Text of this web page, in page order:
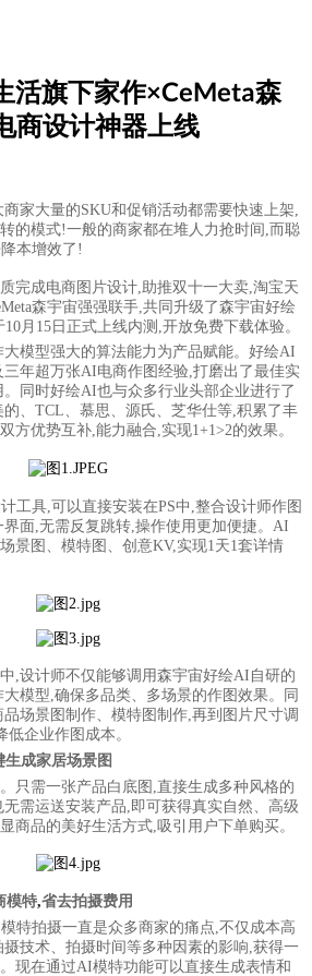
活旗下家作×CeMeta森
商设计神器上线
家大量的SKU和促销活动都需要快速上架,
的模式!一般的商家都在堆人力抢时间,而聪
本增效了!
完成电商图片设计,助推双十一大卖,淘宝天
Meta森宇宙强强联手,共同升级了森宇宙好绘
月15日正式上线内测,开放免费下载体验。
模型强大的算法能力为产品赋能。好绘AI
年超万张AI电商作图经验,打磨出了最佳实
同时好绘AI也与众多行业头部企业进行了
、TCL、慕思、源氏、芝华仕等,积累了丰
方优势互补,能力融合,实现1+1>2的效果。
工具,可以直接安装在PS中,整合设计师作图
面,无需反复跳转,操作使用更加便捷。AI
景图、模特图、创意KV,实现1天1套详情
,设计师不仅能够调用森宇宙好绘AI自研的
模型,确保多品类、多场景的作图 效果。同
场景图制作、模特图制作,再到图片尺寸调
企业作图成本。
成家居场景图
只需一张产品白底图,直接生成多种风格的
需运送安装产品,即可获得真实自然、高级
商品的美好生活方式,吸引用户下单购买。
模特,省去拍摄费用
特拍摄一直是众多商家的痛点,不仅成本高
技术、拍摄时间等多种因素的影响,获得一
现在通过AI模特功能可以直接生成表情和